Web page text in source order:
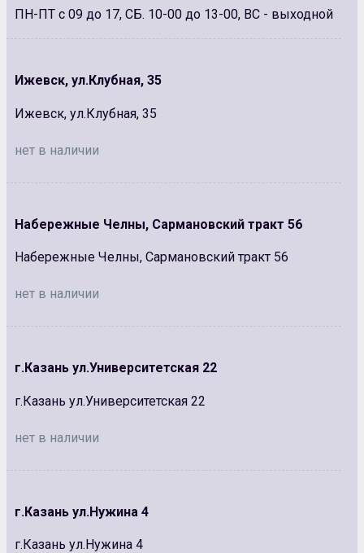
ПН-ПТ с 09 до 17, СБ. 10-00 до 13-00, ВС - выходной
Ижевск, ул.Клубная, 35
Ижевск, ул.Клубная, 35
нет в наличии
Набережные Челны, Сармановский тракт 56
Набережные Челны, Сармановский тракт 56
нет в наличии
г.Казань ул.Университетская 22
г.Казань ул.Университетская 22
нет в наличии
г.Казань ул.Нужина 4
г.Казань ул.Нужина 4